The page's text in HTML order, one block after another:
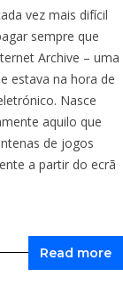
vez mais difícil
sempre que
Archive – uma
estava na hora de
Nasce
aquilo que
de jogos
a partir do ecrã
Read more